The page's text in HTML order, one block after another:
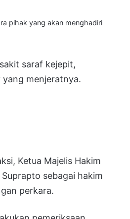
pihak yang akan menghadiri
saraf kejepit,
menjeratnya.
Ketua Majelis Hakim
sebagai hakim
perkara.